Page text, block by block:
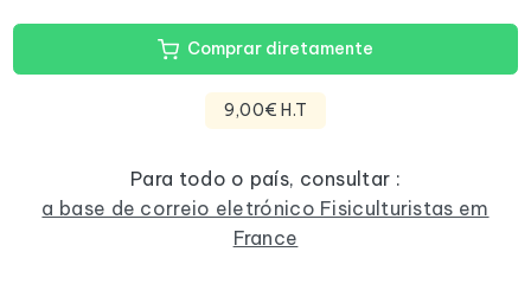
Comprar diretamente
9,00€ H.T
Para todo o país, consultar :
a base de correio eletrónico Fisiculturistas em
France